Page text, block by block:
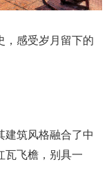
，感受岁月留下的
建筑风格融合了中
瓦飞檐，别具一